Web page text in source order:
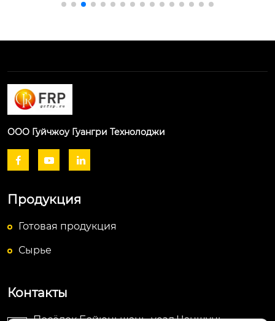
других изделий.
ООО Гуйчжоу Гуангри Технолоджи
  
Продукция
Готовая продукция
Сырье
Контакты